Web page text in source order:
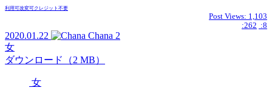
利用可改変可クレジット不要
Post Views: 1,103
:262 :8
2020.01.22 Chana 2
女
ダウンロード（2 MB）
女